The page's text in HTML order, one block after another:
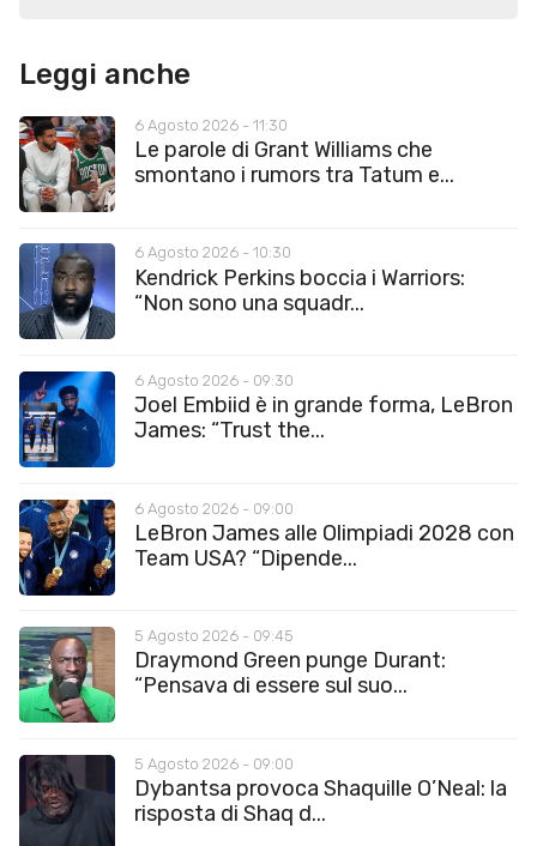
Leggi anche
6 Agosto 2026 - 11:30
Le parole di Grant Williams che
smontano i rumors tra Tatum e...
6 Agosto 2026 - 10:30
Kendrick Perkins boccia i Warriors:
“Non sono una squadr...
6 Agosto 2026 - 09:30
Joel Embiid è in grande forma, LeBron
James: “Trust the...
6 Agosto 2026 - 09:00
LeBron James alle Olimpiadi 2028 con
Team USA? “Dipende...
5 Agosto 2026 - 09:45
Draymond Green punge Durant:
“Pensava di essere sul suo...
5 Agosto 2026 - 09:00
Dybantsa provoca Shaquille O’Neal: la
risposta di Shaq d...